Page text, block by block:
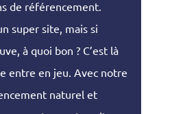
de référencement.
super site, mais si
à quoi bon ? C’est là
entre en jeu. Avec notre
naturel et